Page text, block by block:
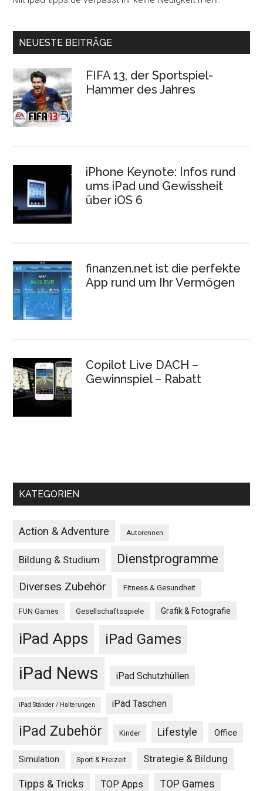
NEUESTE BEITRÄGE
FIFA 13, der Sportspiel-
Hammer des Jahres
iPhone Keynote: Infos rund
ums iPad und Gewissheit
über iOS 6
finanzen.net ist die perfekte
App rund um Ihr Vermögen
Copilot Live DACH –
Gewinnspiel – Rabatt
KATEGORIEN
Action & Adventure Autorennen
Bildung & Studium Dienstprogramme
Diverses Zubehör Fitness & Gesundheit
FUN Games Gesellschaftsspiele Grafik & Fotografie
iPad Apps iPad Games
iPad News iPad Schutzhüllen
iPad Ständer / Halterungen iPad Taschen
iPad Zubehör Kinder Lifestyle Office
Simulation Sport & Freizeit Strategie & Bildung
Tipps & Tricks TOP Apps TOP Games